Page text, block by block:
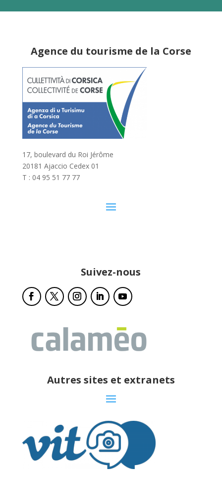
Agence du tourisme de la Corse
17, boulevard du Roi Jérôme
20181 Ajaccio Cedex 01
T : 04 95 51 77 77
Suivez-nous
Autres sites et extranets